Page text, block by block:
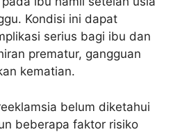
Kondisi ini dapat
serius bagi ibu dan
prematur, gangguan
kematian.
belum diketahui
beberapa faktor risiko